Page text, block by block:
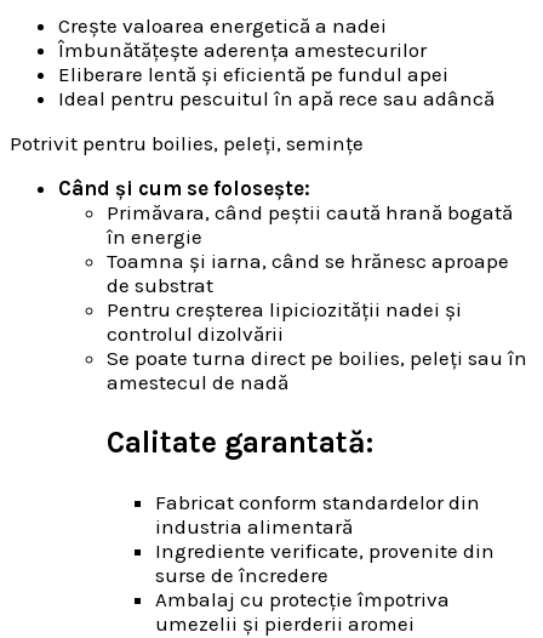
Crește valoarea energetică a nadei
Îmbunătățește aderența amestecurilor
Eliberare lentă și eficientă pe fundul apei
Ideal pentru pescuitul în apă rece sau adâncă
Potrivit pentru boilies, peleți, semințe
Când și cum se folosește:
Primăvara, când peștii caută hrană bogată
în energie
Toamna și iarna, când se hrănesc aproape
de substrat
Pentru creșterea lipiciozității nadei și
controlul dizolvării
Se poate turna direct pe boilies, peleți sau în
amestecul de nadă
Calitate garantată:
Fabricat conform standardelor din
industria alimentară
Ingrediente verificate, provenite din
surse de încredere
Ambalaj cu protecție împotriva
umezelii și pierderii aromei